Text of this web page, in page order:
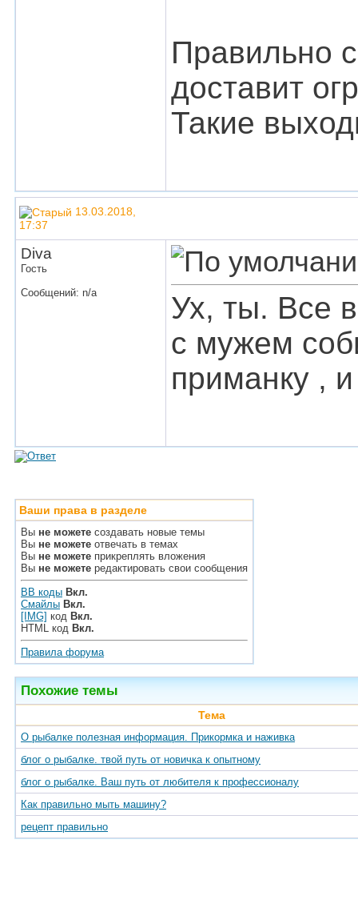
Правильно
доставит
Такие
13.03.2018,
17:37
Diva
Гость
Сообщений: n/a
Ух, ты. Все
с мужем
приманку ,
Ваши права в разделе
Вы не можете создавать новые темы
Вы не можете отвечать в темах
Вы не можете прикреплять вложения
Вы не можете редактировать свои сообщения
BB коды Вкл.
Смайлы Вкл.
[IMG] код Вкл.
HTML код Вкл.
Правила форума
Похожие темы
Тема
О рыбалке полезная информация. Прикормка и наживка
блог о рыбалке. твой путь от новичка к опытному
блог о рыбалке. Ваш путь от любителя к профессионалу
Как правильно мыть машину?
рецепт правильно